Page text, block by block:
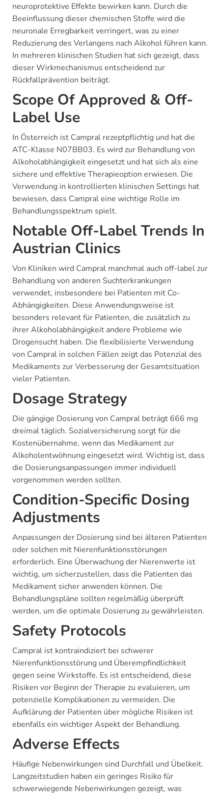
neuroprotektive Effekte bewirken kann. Durch die
Beeinflussung dieser chemischen Stoffe wird die
neuronale Erregbarkeit verringert, was zu einer
Reduzierung des Verlangens nach Alkohol führen kann.
In mehreren klinischen Studien hat sich gezeigt, dass
dieser Wirkmechanismus entscheidend zur
Rückfallprävention beiträgt.
Scope Of Approved & Off-
Label Use
In Österreich ist Campral rezeptpflichtig und hat die
ATC-Klasse N07BB03. Es wird zur Behandlung von
Alkoholabhängigkeit eingesetzt und hat sich als eine
sichere und effektive Therapieoption erwiesen. Die
Verwendung in kontrollierten klinischen Settings hat
bewiesen, dass Campral eine wichtige Rolle im
Behandlungsspektrum spielt.
Notable Off-Label Trends In
Austrian Clinics
Von Kliniken wird Campral manchmal auch off-label zur
Behandlung von anderen Suchterkrankungen
verwendet, insbesondere bei Patienten mit Co-
Abhängigkeiten. Diese Anwendungsweise ist
besonders relevant für Patienten, die zusätzlich zu
ihrer Alkoholabhängigkeit andere Probleme wie
Drogensucht haben. Die flexibilisierte Verwendung
von Campral in solchen Fällen zeigt das Potenzial des
Medikaments zur Verbesserung der Gesamtsituation
vieler Patienten.
Dosage Strategy
Die gängige Dosierung von Campral beträgt 666 mg
dreimal täglich. Sozialversicherung sorgt für die
Kostenübernahme, wenn das Medikament zur
Alkoholentwöhnung eingesetzt wird. Wichtig ist, dass
die Dosierungsanpassungen immer individuell
vorgenommen werden sollten.
Condition-Specific Dosing
Adjustments
Anpassungen der Dosierung sind bei älteren Patienten
oder solchen mit Nierenfunktionsstörungen
erforderlich. Eine Überwachung der Nierenwerte ist
wichtig, um sicherzustellen, dass die Patienten das
Medikament sicher anwenden können. Die
Behandlungspläne sollten regelmäßig überprüft
werden, um die optimale Dosierung zu gewährleisten.
Safety Protocols
Campral ist kontraindiziert bei schwerer
Nierenfunktionsstörung und Überempfindlichkeit
gegen seine Wirkstoffe. Es ist entscheidend, diese
Risiken vor Beginn der Therapie zu evaluieren, um
potenzielle Komplikationen zu vermeiden. Die
Aufklärung der Patienten über mögliche Risiken ist
ebenfalls ein wichtiger Aspekt der Behandlung.
Adverse Effects
Häufige Nebenwirkungen sind Durchfall und Übelkeit.
Langzeitstudien haben ein geringes Risiko für
schwerwiegende Nebenwirkungen gezeigt, was